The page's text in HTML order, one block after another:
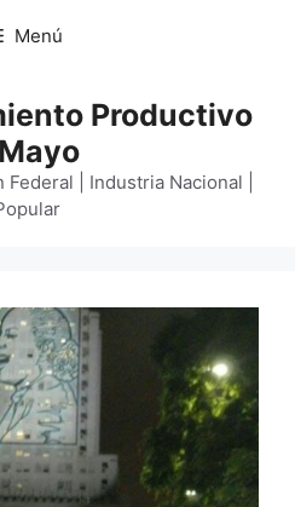
Menú
Productivo
Federal | Industria Nacional |